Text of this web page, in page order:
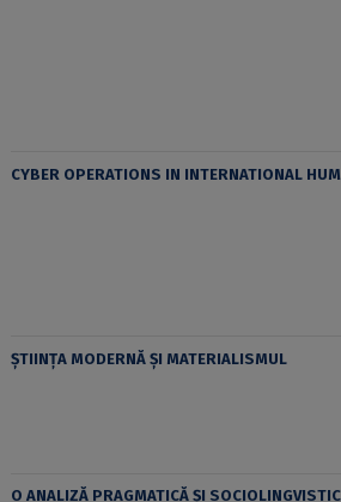
CYBER OPERATIONS IN INTERNATIONAL
ȘTIINȚA MODERNĂ ȘI MATERIALISMUL
O ANALIZĂ PRAGMATICĂ ȘI